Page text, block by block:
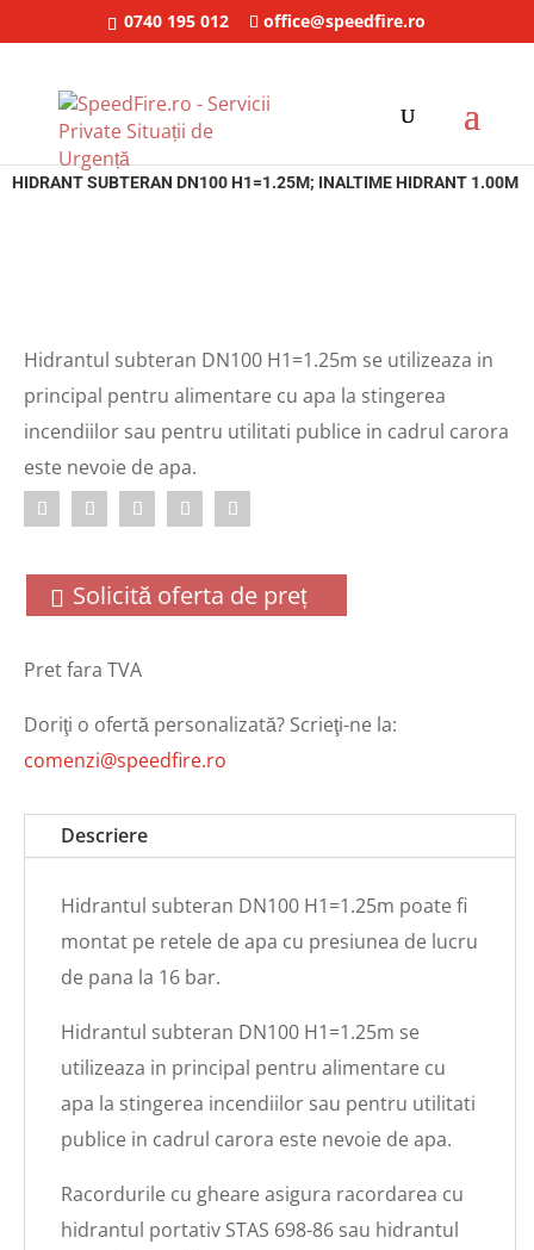
0740 195 012 office@speedfire.ro
/Hidranti subterani/ Hidrant subteran DN100 H1=1.25m; Inaltime
hidrant 1.00m
HIDRANT SUBTERAN DN100 H1=1.25M; INALTIME HIDRANT 1.00M
Hidrantul subteran DN100 H1=1.25m se utilizeaza in
principal pentru alimentare cu apa la stingerea
incendiilor sau pentru utilitati publice in cadrul carora
este nevoie de apa.
Solicită oferta de preț
Pret fara TVA
Doriţi o ofertă personalizată? Scrieţi-ne la:
comenzi@speedfire.ro
Descriere
Hidrantul subteran DN100 H1=1.25m poate fi
montat pe retele de apa cu presiunea de lucru
de pana la 16 bar.
Hidrantul subteran DN100 H1=1.25m se
utilizeaza in principal pentru alimentare cu
apa la stingerea incendiilor sau pentru utilitati
publice in cadrul carora este nevoie de apa.
Racordurile cu gheare asigura racordarea cu
hidrantul portativ STAS 698-86 sau hidrantul